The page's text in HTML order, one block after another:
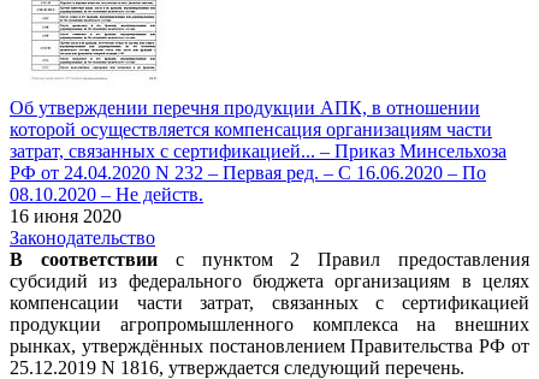
Об утверждении перечня продукции АПК, в отношении
которой осуществляется компенсация организациям части
затрат, связанных с сертификацией... – Приказ Минсельхоза
РФ от 24.04.2020 N 232 – Первая ред. – С 16.06.2020 – По
08.10.2020 – Не действ.
16 июня 2020
Законодательство
В соответствиис пунктом 2 Правил предоставления
субсидий из федерального бюджета организациям в целях
компенсации части затрат, связанных с сертификацией
продукции агропромышленного комплекса на внешних
рынках, утверждённых постановлением Правительства РФ от
25.12.2019 N 1816, утверждается следующий перечень.